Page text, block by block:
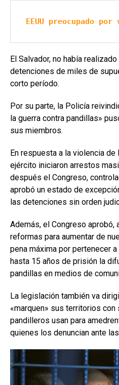
EEUU preocupado
El Salvador, no había
detenciones de miles de
corto período.
Por su parte, la Policía
la guerra contra pandillas»
sus miembros.
En respuesta a la violencia
ejército iniciaron arrestos
después el Congreso,
aprobó un estado de
las detenciones sin orden
Además, el Congreso aprobó,
reformas para aumentar de
pena máxima por pertenecer
hasta 15 años de prisión la
pandillas en medios de
La legislación también va
«marquen» sus territorios
pandilleros usan para
quienes los denuncian ante